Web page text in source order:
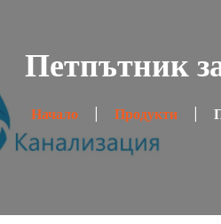
Петпътник
Начало Продукти